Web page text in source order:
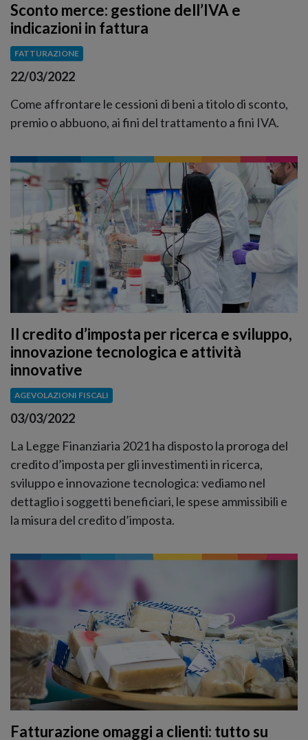
Sconto merce: gestione dell’IVA e
indicazioni in fattura
FATTURAZIONE
22/03/2022
Come affrontare le cessioni di beni a titolo di sconto,
premio o abbuono, ai fini del trattamento a fini IVA.
Il credito d’imposta per ricerca e sviluppo,
innovazione tecnologica e attività
innovative
AGEVOLAZIONI FISCALI
03/03/2022
La Legge Finanziaria 2021 ha disposto la proroga del
credito d’imposta per gli investimenti in ricerca,
sviluppo e innovazione tecnologica: vediamo nel
dettaglio i soggetti beneficiari, le spese ammissibili e
la misura del credito d’imposta.
Fatturazione omaggi a clienti: tutto su